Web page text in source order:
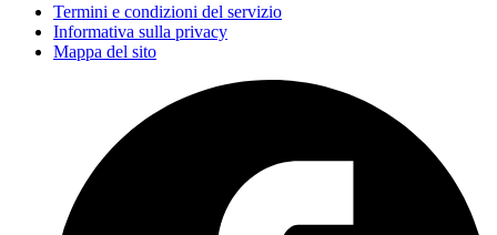
Termini e condizioni del servizio
Informativa sulla privacy
Mappa del sito